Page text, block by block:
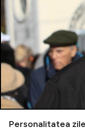
Personalitatea